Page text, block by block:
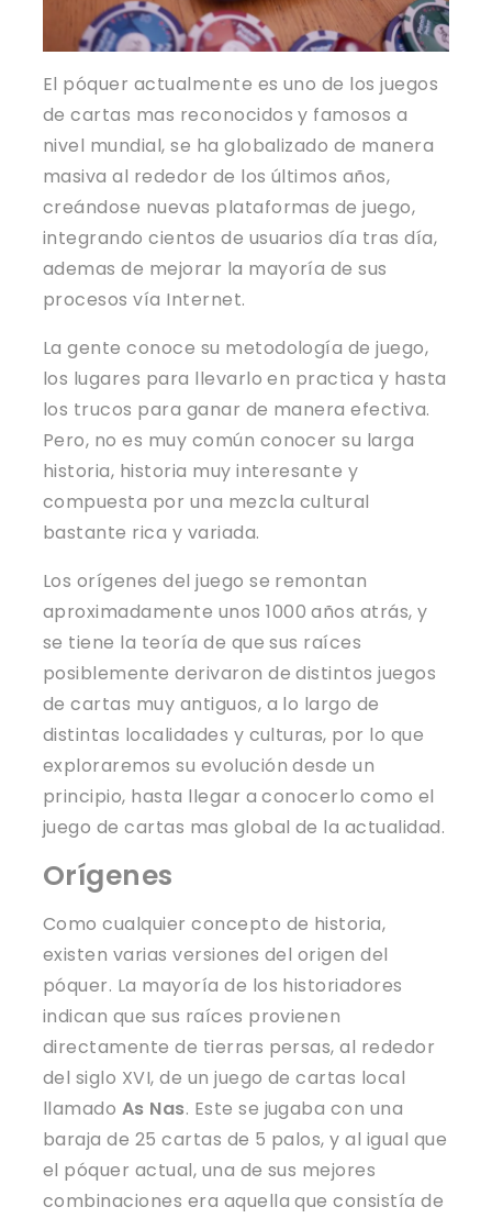
El póquer actualmente es uno de los juegos
de cartas mas reconocidos y famosos a
nivel mundial, se ha globalizado de manera
masiva al rededor de los últimos años,
creándose nuevas plataformas de juego,
integrando cientos de usuarios día tras día,
ademas de mejorar la mayoría de sus
procesos vía Internet.
La gente conoce su metodología de juego,
los lugares para llevarlo en practica y hasta
los trucos para ganar de manera efectiva.
Pero, no es muy común conocer su larga
historia, historia muy interesante y
compuesta por una mezcla cultural
bastante rica y variada.
Los orígenes del juego se remontan
aproximadamente unos 1000 años atrás, y
se tiene la teoría de que sus raíces
posiblemente derivaron de distintos juegos
de cartas muy antiguos, a lo largo de
distintas localidades y culturas, por lo que
exploraremos su evolución desde un
principio, hasta llegar a conocerlo como el
juego de cartas mas global de la actualidad.
Orígenes
Como cualquier concepto de historia,
existen varias versiones del origen del
póquer. La mayoría de los historiadores
indican que sus raíces provienen
directamente de tierras persas, al rededor
del siglo XVI, de un juego de cartas local
llamado As Nas. Este se jugaba con una
baraja de 25 cartas de 5 palos, y al igual que
el póquer actual, una de sus mejores
combinaciones era aquella que consistía de